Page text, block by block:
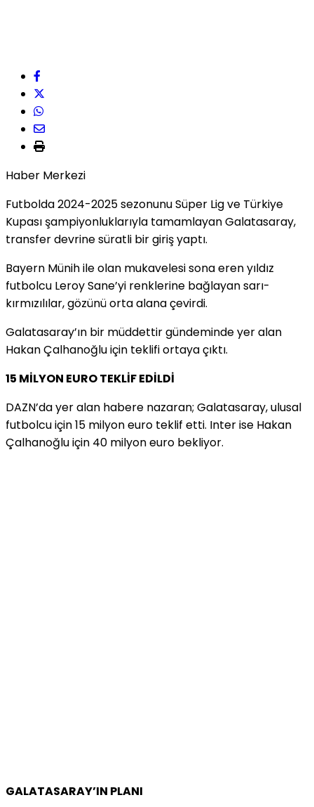
Haber Merkezi
Futbolda 2024-2025 sezonunu Süper Lig ve Türkiye
Kupası şampiyonluklarıyla tamamlayan Galatasaray,
transfer devrine süratli bir giriş yaptı.
Bayern Münih ile olan mukavelesi sona eren yıldız
futbolcu Leroy Sane’yi renklerine bağlayan sarı-
kırmızılılar, gözünü orta alana çevirdi.
Galatasaray’ın bir müddettir gündeminde yer alan
Hakan Çalhanoğlu için teklifi ortaya çıktı.
15 MİLYON EURO TEKLİF EDİLDİ
DAZN’da yer alan habere nazaran; Galatasaray, ulusal
futbolcu için 15 milyon euro teklif etti. Inter ise Hakan
Çalhanoğlu için 40 milyon euro bekliyor.
GALATASARAY’IN PLANI